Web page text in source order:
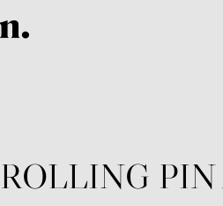
ROLLING PIN